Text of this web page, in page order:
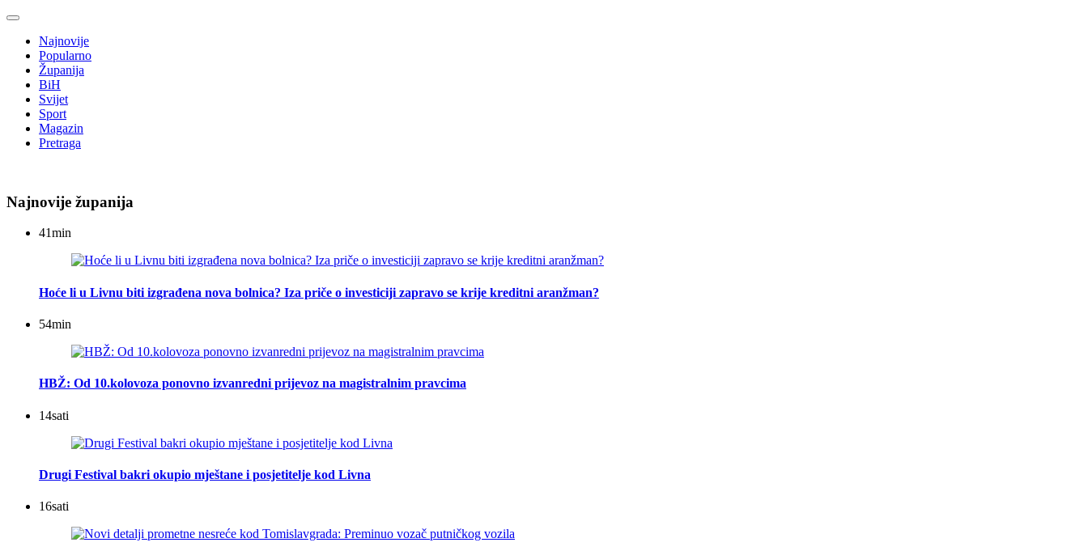
Najnovije
Popularno
Županija
BiH
Svijet
Sport
Magazin
Pretraga
Najnovije županija
41min
Hoće li u Livnu biti izgrađena nova bolnica? Iza priče o investiciji zapravo se krije kreditni aranžman?
54min
HBŽ: Od 10.kolovoza ponovno izvanredni prijevoz na magistralnim pravcima
14sati
Drugi Festival bakri okupio mještane i posjetitelje kod Livna
16sati